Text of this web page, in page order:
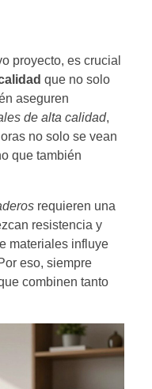
proyecto, es crucial
que no solo
aseguren
de alta calidad,
no solo se vean
que también
requieren una
resistencia y
materiales influye
eso, siempre
combinen tanto